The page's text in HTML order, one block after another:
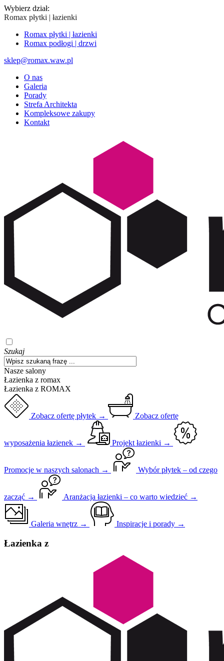
Wybierz dział:
Romax płytki | łazienki
Romax płytki | łazienki
Romax podłogi | drzwi
sklep@romax.waw.pl
O nas
Galeria
Porady
Strefa Architekta
Kompleksowe zakupy
Kontakt
Szukaj
Nasze salony
Łazienka z romax
Łazienka z ROMAX
Zobacz ofertę płytek → Zobacz ofertę
wyposażenia łazienek → Projekt łazienki →
Promocje w naszych salonach → Wybór płytek – od czego
zacząć → Aranżacja łazienki – co warto wiedzieć →
Galeria wnętrz → Inspiracje i porady →
Łazienka z